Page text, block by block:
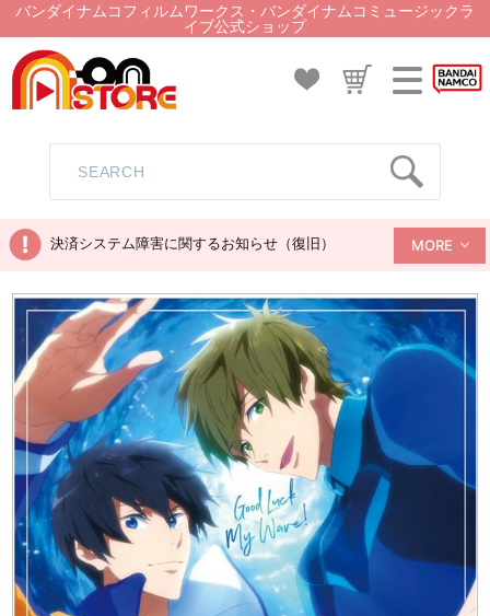
バンダイナムコフィルムワークス・バンダイナムコミュージックラ
イブ公式ショップ
決済システム障害に関するお知らせ（復旧） MORE